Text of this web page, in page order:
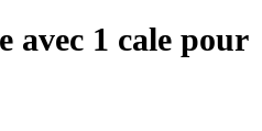
avec 1 cale pour